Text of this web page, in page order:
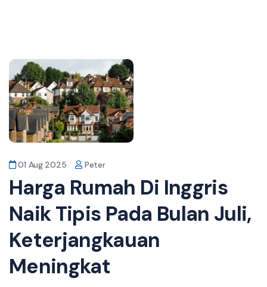
01 Aug 2025 Peter
Harga Rumah Di Inggris
Naik Tipis Pada Bulan Juli,
Keterjangkauan
Meningkat